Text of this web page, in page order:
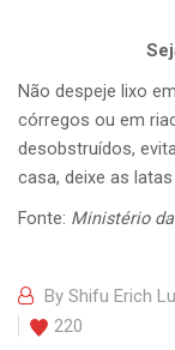
Não despeje lixo
córregos ou em
desobstruídos,
casa, deixe as
Fonte: Ministério
By Shifu Erich
220